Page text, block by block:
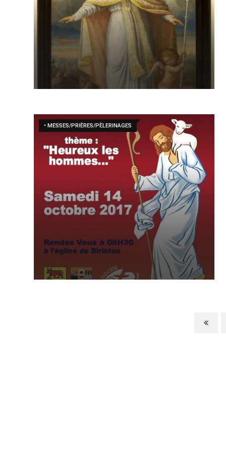
• MESSES/PRIÈRES/PÈLERINAGES